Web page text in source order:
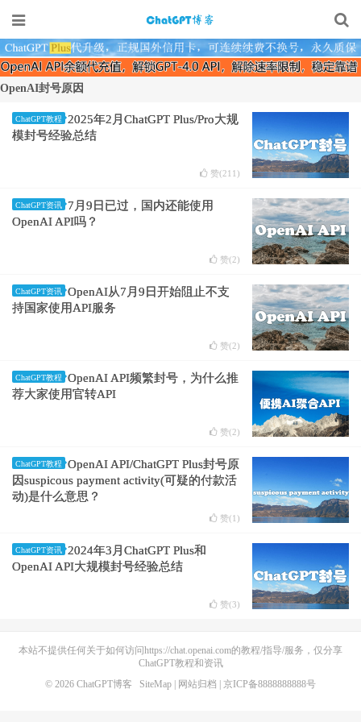
OpenAI封号原因
ChatGPT教程
2025年2月ChatGPT Plus/Pro大规
模封号经验总结
赞(211 )
ChatGPT资讯
7月9日已过，国内还能使用
OpenAI API吗？
赞(2)
ChatGPT资讯
OpenAI从7月9日开始阻止不支
持国家使用API服务
赞(2)
ChatGPT教程
OpenAI API频繁封号，为什么推
荐大家使用官转API
赞(2)
ChatGPT教程
OpenAI API/ChatGPT Plus封号原
因suspicous payment activity(可疑的付款活
动)是什么意思？
赞(1 )
ChatGPT资讯
2024年3月ChatGPT Plus和
OpenAI API大规模封号经验总结
赞(3)
本站不提供任何关于如何访问https://chat.openai.com的教程/指导/服务，仅分享
ChatGPT教程和资讯
© 2026 ChatGPT博客 SiteMap | 网站归档 | 京ICP备8888888888号